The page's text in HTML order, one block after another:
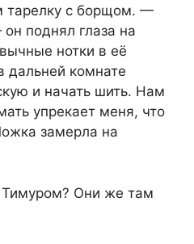
тарелку с борщом. —
поднял глаза на
нотки в её
дальней комнате
и начать шить. Нам
упрекает меня, что
замерла на
Они же там